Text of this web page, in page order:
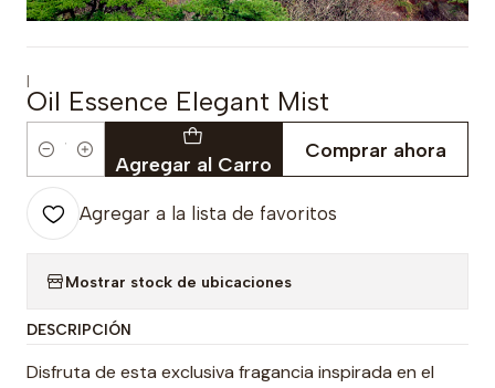
|
Oil Essence Elegant Mist
Cantidad Agregar al Carro
Comprar ahora
Agregar a la lista de favoritos
Mostrar stock de ubicaciones
DESCRIPCIÓN
Disfruta de esta exclusiva fragancia inspirada en el